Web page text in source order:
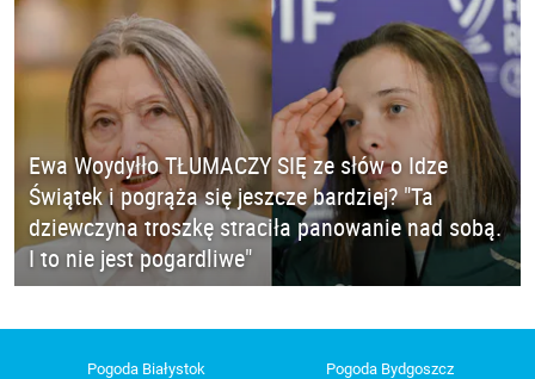
Ewa Woydyłło TŁUMACZY SIĘ ze słów o Idze
Świątek i pogrąża się jeszcze bardziej? "Ta
dziewczyna troszkę straciła panowanie nad sobą.
I to nie jest pogardliwe"
Pogoda Białystok Pogoda Bydgoszcz